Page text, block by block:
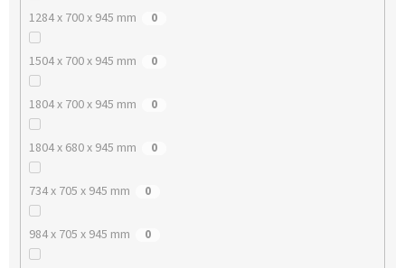
1284 x 700 x 945 mm 0
1504 x 700 x 945 mm 0
1804 x 700 x 945 mm 0
1804 x 680 x 945 mm 0
734 x 705 x 945 mm 0
984 x 705 x 945 mm 0